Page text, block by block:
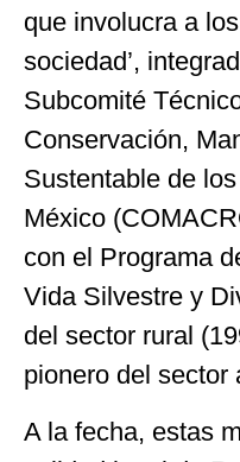
que involucra a
sociedad’,
Subcomité
Conservación,
Sustentable de
México
con el Programa
Vida Silvestre y
del sector rural
pionero del sector
A la fecha, estas